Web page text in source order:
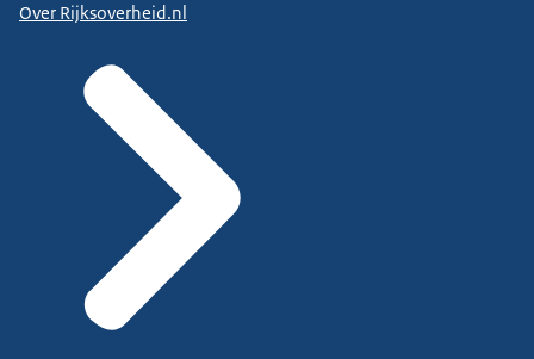
Over Rijksoverheid.nl